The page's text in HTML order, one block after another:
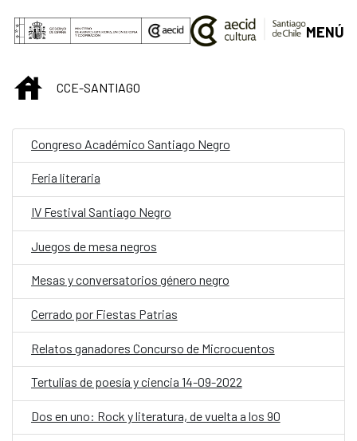
Saltar al contenido principal
MENÚ
INICIOCCE-SANTIAGO
Congreso Académico Santiago Negro
Feria literaria
IV Festival Santiago Negro
Juegos de mesa negros
Mesas y conversatorios género negro
Cerrado por Fiestas Patrias
Relatos ganadores Concurso de Microcuentos
Tertulias de poesía y ciencia 14-09-2022
Dos en uno: Rock y literatura, de vuelta a los 90